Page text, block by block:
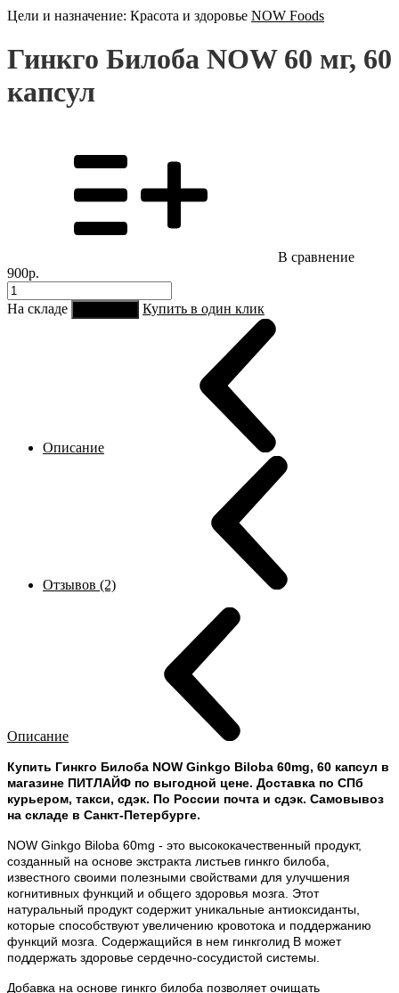
Цели и назначение: Красота и здоровье NOW Foods
Гинкго Билоба NOW 60 мг, 60
капсул
В сравнение
900р.
На складе Купить в один клик
Описание
Отзывов (2)
Описание
Купить Гинкго Билоба NOW Ginkgo Biloba 60mg, 60 капсул в
магазине ПИТЛАЙФ по выгодной цене. Доставка по СПб
курьером, такси, сдэк. По России почта и сдэк. Самовывоз
на складе в Санкт-Петербурге.
NOW Ginkgo Biloba 60mg - это высококачественный продукт,
созданный на основе экстракта листьев гинкго билоба,
известного своими полезными свойствами для улучшения
когнитивных функций и общего здоровья мозга. Этот
натуральный продукт содержит уникальные антиоксиданты,
которые способствуют увеличению кровотока и поддержанию
функций мозга. Содержащийся в нем гинкголид В может
поддержать здоровье сердечно-сосудистой системы.
Добавка на основе гинкго билоба позволяет очищать